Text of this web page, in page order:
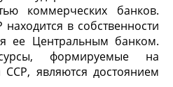
коммерческих банков.
в собственности
ее Центральным банком.
формируемые на
ССР, являются достоянием